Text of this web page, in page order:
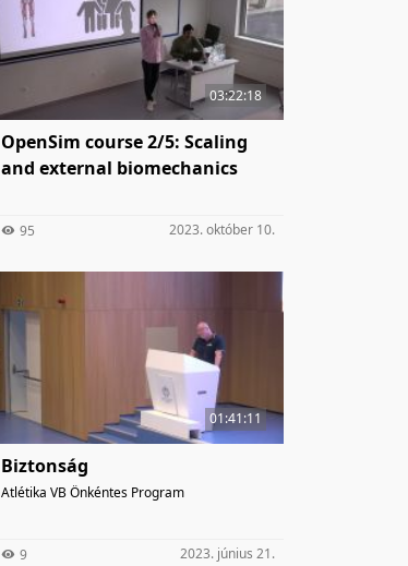
03:22:18
OpenSim course 2/5: Scaling
and external biomechanics
95 2023. október 10.
01:41:11
Biztonság
Atlétika VB Önkéntes Program
9 2023. június 21.